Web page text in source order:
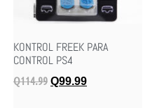
KONTROL FREEK PARA
CONTROL PS4
Q114.99 Q99.99